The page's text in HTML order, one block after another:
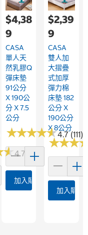
★
★4.7 (213)
$4,38
9
CASA
單人天
然乳膠Q
彈床墊
91公分
X 190公
分 X 7.5
公分
★★★★★
★★★★★4.7 (111)
加入購物車
$2,39
9
CASA
雙人加
大摺疊
式加厚
彈力棉
床墊 182
公分 X
190公分
X 8公分
★★★
★★★
加入購物